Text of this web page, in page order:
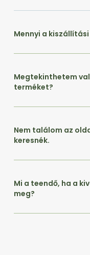
Mennyi a kiszállítási
Megtekinthetem
terméket?
Nem találom az
keresnék.
Mi a teendő, ha a
meg?